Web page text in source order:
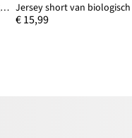
Meisjes top (set van 2) van biologisch katoen
€ 15,99